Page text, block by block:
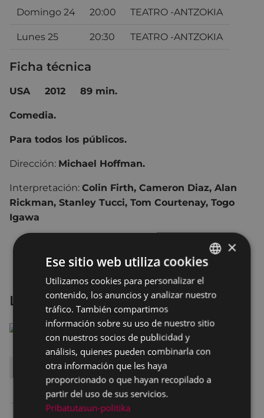
Domingo 24 20:00 TEATRO -ANTZOKIA
Lunes 25 20:30 TEATRO -ANTZOKIA
Ficha técnica
USA 2012 89 min.
Comedia.
Para todos los públicos.
Dirección: Michael Hoffman.
Interpretación: Colin Firth, Cameron Diaz, Alan
Rickman, Stanley Tucci, Tom Courtenay, Togo
Igawa
La noche más oscura
HORA SALA
Viernes 22 22:30 SALA 2 ARETOA
Sábado 23 19:15
BASQUE
SPANISH
×
Ese sitio web utiliza cookies
Utilizamos cookies para personalizar el
contenido, los anuncios y analizar nuestro
tráfico. También compartimos
información sobre su uso de nuestro sitio
con nuestros socios de publicidad y
análisis, quienes pueden combinarla con
otra información que les haya
proporcionado o que hayan recopilado a
partir del uso de sus servicios.
Pribatutasun-politika